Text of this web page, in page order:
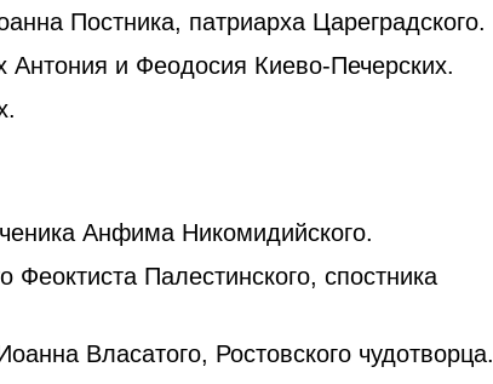
Постника, патриарха Цареградского.
и Феодосия Киево-Печерских.
Анфима Никомидийского.
Палестинского, спостника
Власатого, Ростовского чудотворца.